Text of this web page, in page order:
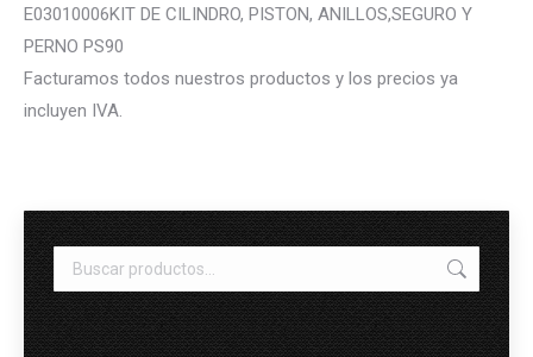
E03010006KIT DE CILINDRO, PISTON, ANILLOS,SEGURO Y
PERNO PS90
Facturamos todos nuestros productos y los precios ya
incluyen IVA.